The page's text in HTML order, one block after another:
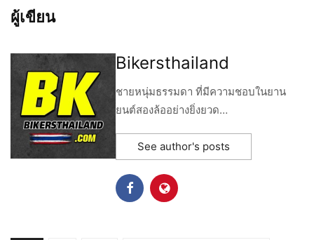
ผู้เขียน
Bikersthailand
ชายหนุ่มธรรมดา ที่มีความชอบในยาน
ยนต์สองล้ออย่างยิ่งยวด…
See author's posts